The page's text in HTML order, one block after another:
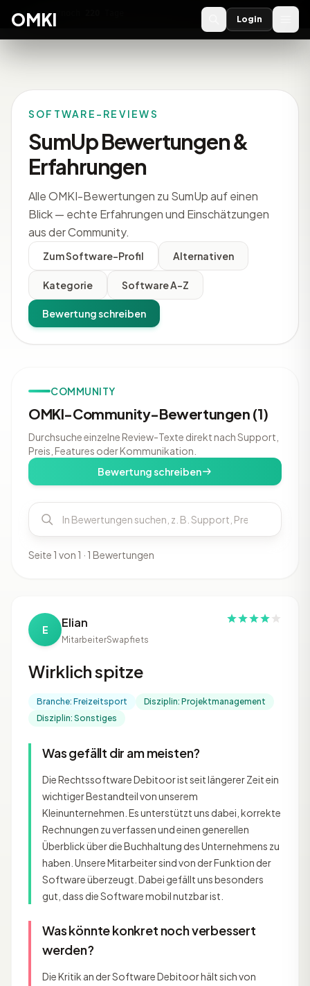
OMKI 2027
OMKI Login
SOFTWARE-REVIEWS
SumUp Bewertungen &
Erfahrungen
Alle OMKI-Bewertungen zu SumUp auf einen
Blick — echte Erfahrungen und Einschätzungen
aus der Community.
Zum Software-Profil Alternativen
Kategorie Software A-Z
Bewertung schreiben
COMMUNITY
OMKI-Community-Bewertungen (1)
Durchsuche einzelne Review-Texte direkt nach Support,
Preis, Features oder Kommunikation.
Bewertung schreiben
Seite 1 von 1 · 1 Bewertungen
E Elian
MitarbeiterSwapfiets
Wirklich spitze
Branche: Freizeitsport
Disziplin: Projektmanagement
Disziplin: Sonstiges
Was gefällt dir am meisten?
Die Rechtssoftware Debitoor ist seit längerer Zeit ein
wichtiger Bestandteil von unserem
Kleinunternehmen. Es unterstützt uns dabei, korrekte
Rechnungen zu verfassen und einen generellen
Überblick über die Buchhaltung des Unternehmens zu
haben. Unsere Mitarbeiter sind von der Funktion der
Software überzeugt. Dabei gefällt uns besonders
gut, dass die Software mobil nutzbar ist.
Was könnte konkret noch verbessert
werden?
Die Kritik an der Software Debitoor hält sich von